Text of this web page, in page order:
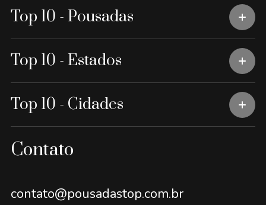
Top 10 - Pousadas
Top 10 - Estados
Top 10 - Cidades
Contato
contato@pousadastop.com.br